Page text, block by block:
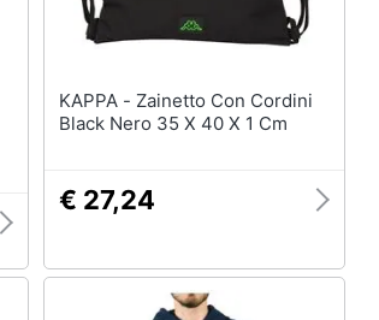
KAPPA - Zainetto Con Cordini
Black Nero 35 X 40 X 1 Cm
€ 27,24